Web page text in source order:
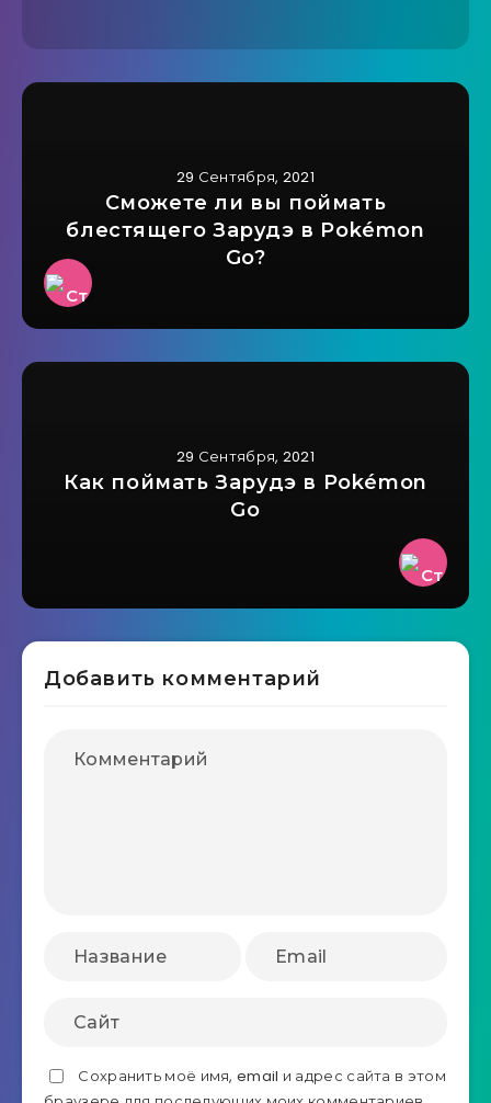
29 Сентября, 2021
Сможете ли вы поймать
блестящего Зарудэ в Pokémon
Go?
29 Сентября, 2021
Как поймать Зарудэ в Pokémon
Go
Добавить комментарий
Сохранить моё имя, email и адрес сайта в этом